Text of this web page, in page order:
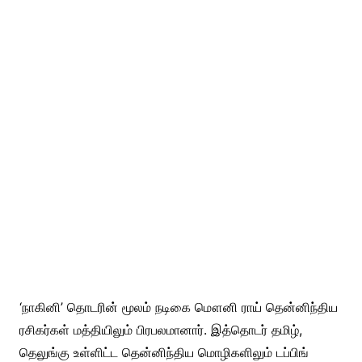
‘நாகினி’ தொடரின் மூலம் நடிகை மௌனி ராய் தென்னிந்திய
ரசிகர்கள் மத்தியிலும் பிரபலமானார். இத்தொடர் தமிழ்,
தெலுங்கு உள்ளிட்ட தென்னிந்திய மொழிகளிலும் டப்பிங்